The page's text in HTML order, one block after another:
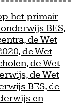
het primair
BES,
de Wet
de Wet
de Wet
de Wet
BES, de
en